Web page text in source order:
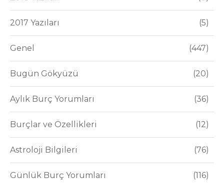
2017 Yazıları 5
Genel 447
Bugün Gökyüzü 20
Aylık Burç Yorumları 36
Burçlar ve Özellikleri 12
Astroloji Bilgileri 76
Günlük Burç Yorumları 116